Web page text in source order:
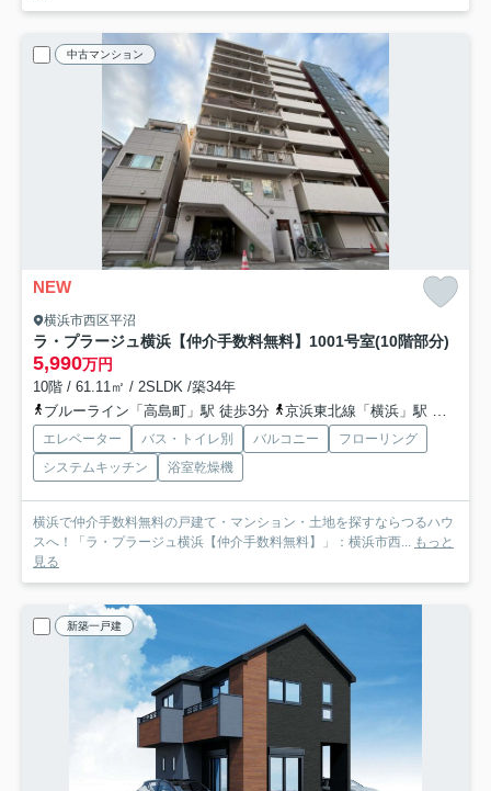
中古マンション
NEW
横浜市西区平沼
ラ・プラージュ横浜【仲介手数料無料】 1001号室(10階部分)
5,990万円
10階 / 61.11㎡ / 2SLDK /築34年
ブルーライン「高島町」駅 徒歩3分
京浜東北線「横浜」駅 徒歩10分
エレベーター バス・トイレ別 バルコニー
フローリング
システムキッチン
浴室乾燥機
横浜で仲介手数料無料の戸建て・マンション・土地を探すならつるハウ
スへ！「ラ・プラージュ横浜【仲介手数料無料】」：横浜市西...
もっと
見る
新築一戸建